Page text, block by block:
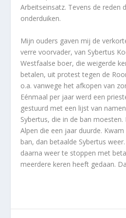
Arbeitseinsatz. Tevens de reden
onderduiken.
Mijn ouders gaven mij de
verre voorvader, van Sybertus
Westfaalse boer, die weigerde
betalen, uit protest tegen de
o.a. vanwege het afkopen van
Eénmaal per jaar werd een
gestuurd met een lijst van
Sybertus, die in de ban
Alpen die een jaar duurde.
ban, dan betaalde Sybertus
daarna weer te stoppen met
meerdere keren heeft gedaan.